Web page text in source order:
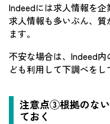
Indeedには求人情報を
求人情報も多いぶん、質
ます。
不安な場合は、Indeed
ども利用して下調べをし
注意点③根拠のな
ておく